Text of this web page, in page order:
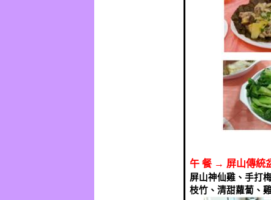
午 餐 → 屏山傳統
屏山神仙雞、手打
枝竹、清甜蘿蔔、